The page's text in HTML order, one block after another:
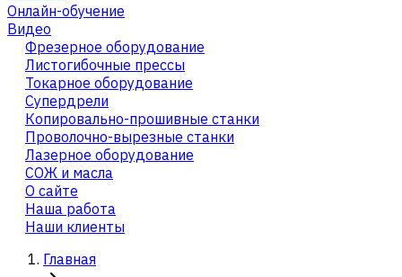
Онлайн-обучение
Видео
Фрезерное оборудование
Листогибочные прессы
Токарное оборудование
Cупердрели
Копировально-прошивные станки
Проволочно-вырезные станки
Лазерное оборудование
СОЖ и масла
О сайте
Наша работа
Наши клиенты
Главная